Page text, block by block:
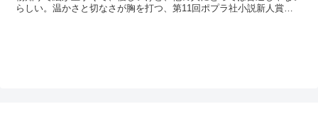
らしい。温かさと切なさが胸を打つ、第11回ポプラ社小説新人賞特